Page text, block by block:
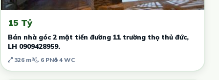
15 Tỷ
Bán nhà góc 2 mặt tiền đường 11 trường thọ thủ đức,
LH 0909428959.
326 m² 6 PN 4 WC